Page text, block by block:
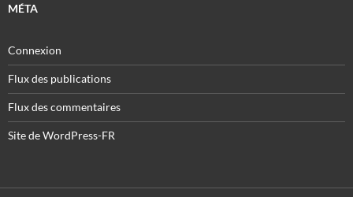
MÉTA
Connexion
Flux des publications
Flux des commentaires
Site de WordPress-FR